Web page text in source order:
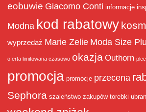
eobuwie Giacomo Conti informacje
Modna kod rabatowy
wyprzedaż Marie Zelie Moda Size
oferta limitowana czasowo okazja Outhorn
promocja promocje przecena
Sephora szaleństwo zakupów torebki